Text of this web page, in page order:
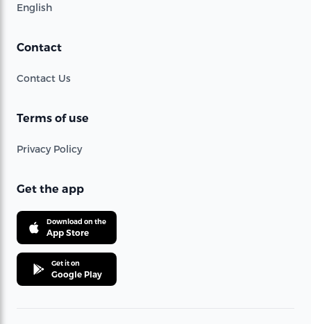
English
Contact
Contact Us
Terms of use
Privacy Policy
Get the app
Download on the
App Store
Get it on
Google Play